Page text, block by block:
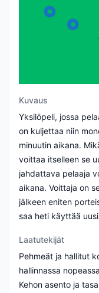
Kuvaus
Yksilöpeli, jossa
on kuljettaa niin
minuutin aikana.
voittaa itselleen se
jahdattava pelaaja
aikana. Voittaja on
jälkeen eniten
saa heti käyttää
Laatutekijät
Pehmeät ja hallitut
hallinnassa
Kehon asento ja